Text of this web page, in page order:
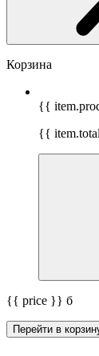
Корзина
{{
{{
{{ price }} б
Перейти в